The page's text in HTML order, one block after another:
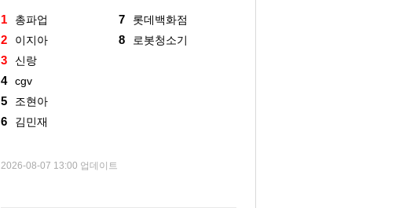
1 총파업
2 이지아
3 신랑
4 cgv
5 조현아
6 김민재
7 롯데백화점
8 로봇청소기
2026-08-07 13:00 업데이트